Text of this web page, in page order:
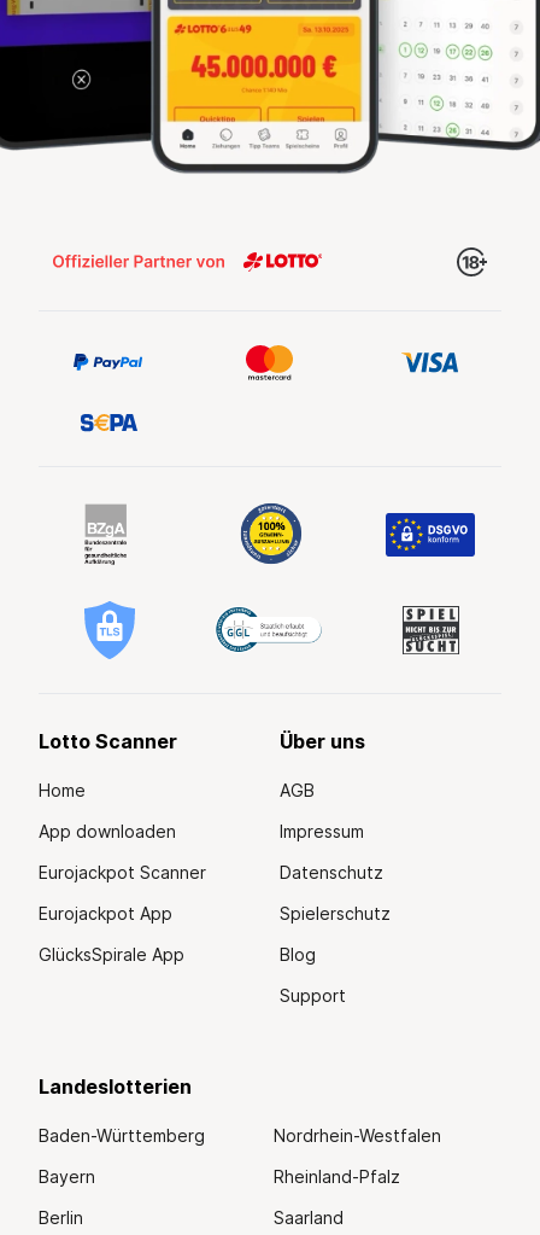
Lotto Scanner
Home
App downloaden
Eurojackpot Scanner
Eurojackpot App
GlücksSpirale App
Über uns
AGB
Impressum
Datenschutz
Spielerschutz
Blog
Support
Landeslotterien
Baden-Württemberg
Bayern
Berlin
Nordrhein-Westfalen
Rheinland-Pfalz
Saarland